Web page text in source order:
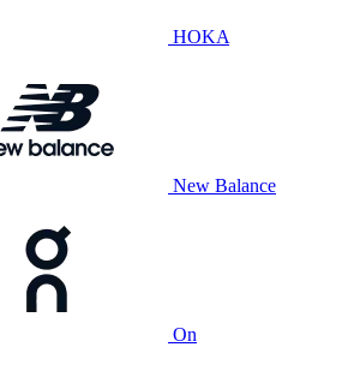
HOKA
New Balance
On